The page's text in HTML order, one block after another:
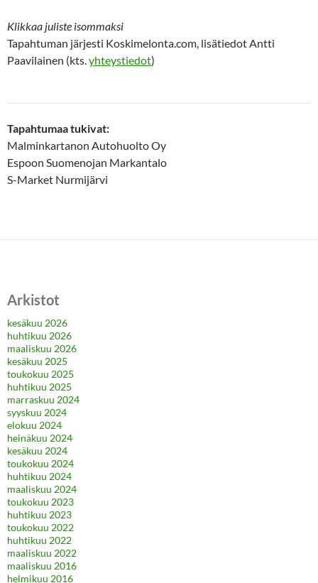
Klikkaa juliste isommaksi
Tapahtuman järjesti Koskimelonta.com, lisätiedot Antti
Paavilainen (kts.yhteystiedot)
Tapahtumaa tukivat:
Malminkartanon Autohuolto Oy
Espoon Suomenojan Markantalo
S-Market Nurmijärvi
Arkistot
kesäkuu 2026
huhtikuu 2026
maaliskuu 2026
kesäkuu 2025
toukokuu 2025
huhtikuu 2025
marraskuu 2024
syyskuu 2024
elokuu 2024
heinäkuu 2024
kesäkuu 2024
toukokuu 2024
huhtikuu 2024
maaliskuu 2024
toukokuu 2023
huhtikuu 2023
toukokuu 2022
huhtikuu 2022
maaliskuu 2022
maaliskuu 2016
helmikuu 2016